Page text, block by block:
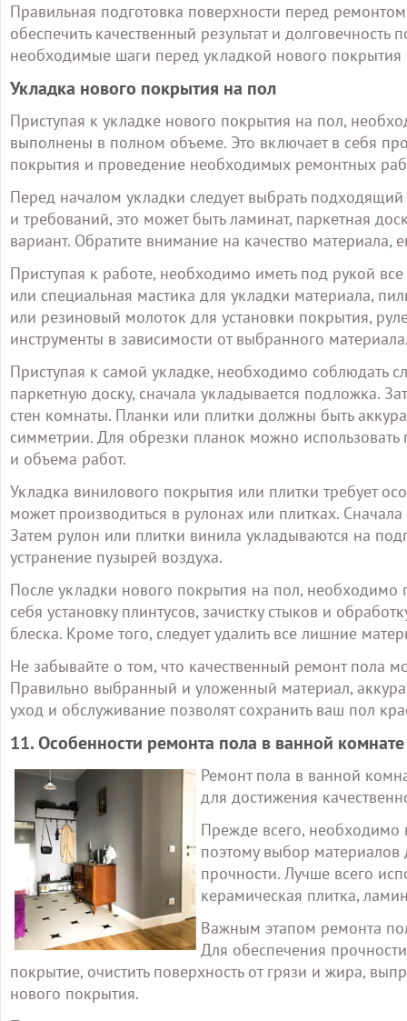
Правильная подготовка поверхности перед
обеспечить качественный результат и
необходимые шаги перед укладкой нового покрытия
Укладка нового покрытия на пол
Приступая к укладке нового покрытия на пол,
выполнены в полном объеме. Это включает в себя
покрытия и проведение необходимых ремонтных
Перед началом укладки следует выбрать
и требований, это может быть ламинат, паркетная
вариант. Обратите внимание на качество материала,
Приступая к работе, необходимо иметь под рукой
или специальная мастика для укладки материала,
или резиновый молоток для установки покрытия,
инструменты в зависимости от выбранного
Приступая к самой укладке, необходимо соблюдать
паркетную доску, сначала укладывается подложка.
стен комнаты. Планки или плитки должны быть
симметрии. Для обрезки планок можно использовать
и объема работ.
Укладка винилового покрытия или плитки требует
может производиться в рулонах или плитках.
Затем рулон или плитки винила укладываются на
устранение пузырей воздуха.
После укладки нового покрытия на пол, необходимо
себя установку плинтусов, зачистку стыков и
блеска. Кроме того, следует удалить все лишние
Не забывайте о том, что качественный ремонт пола
Правильно выбранный и уложенный материал,
уход и обслуживание позволят сохранить ваш пол
11. Особенности ремонта пола в ванной комнате
Ремонт пола в ванной
для достижения
Прежде всего,
поэтому выбор материалов
прочности. Лучше всего
керамическая плитка,
Важным этапом ремонта
Для обеспечения
покрытие, очистить поверхность от грязи и жира,
нового покрытия.